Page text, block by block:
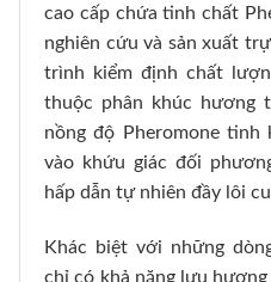
cao cấp chứa tinh chất
nghiên cứu và sản xuất
trình kiểm định chất
thuộc phân khúc hương
nồng độ Pheromone
vào khứu giác đối
hấp dẫn tự nhiên đầy lôi
Khác biệt với những
chỉ có khả năng lưu